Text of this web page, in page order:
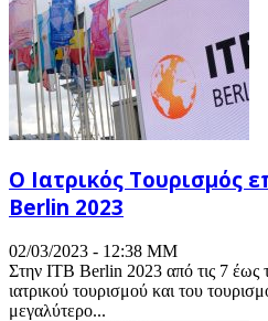
O Ιατρικός Τουρισμός
Berlin 2023
02/03/2023 - 12:38 ΜΜ
Στην ITB Berlin 2023 από τις 7 έως
ιατρικού τουρισμού και του
μεγαλύτερο...